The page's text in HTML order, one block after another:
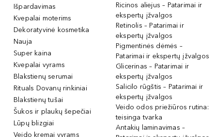
Išpardavimas
Kvepalai moterims
Dekoratyvinė kosmetika
Nauja
Super kaina
Kvepalai vyrams
Blakstienų serumai
Rituals Dovanų rinkiniai
Blakstienų tušai
Šukos ir plaukų šepečiai
Lūpų blizgiai
Veido kremai vyrams
Ricinos aliejus – Patarimai ir
ekspertų įžvalgos
Retinolis – Patarimai ir
ekspertų įžvalgos
Pigmentinės dėmės –
Patarimai ir ekspertų įžvalgos
Glicerinas – Patarimai ir
ekspertų įžvalgos
Salicilo rūgštis – Patarimai ir
ekspertų įžvalgos
Veido odos priežiūros rutina:
teisinga tvarka
Antakių laminavimas –